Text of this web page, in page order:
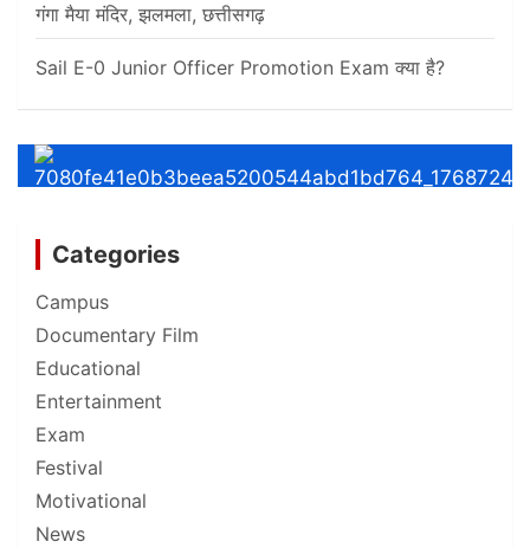
गंगा मैया मंदिर, झलमला, छत्तीसगढ़
Sail E-0 Junior Officer Promotion Exam क्या है?
Categories
Campus
Documentary Film
Educational
Entertainment
Exam
Festival
Motivational
News